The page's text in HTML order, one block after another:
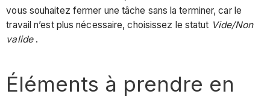
vous souhaitez fermer une tâche sans la terminer, car le
travail n’est plus nécessaire, choisissez le statut Vide/Non
valide.
Éléments à prendre en